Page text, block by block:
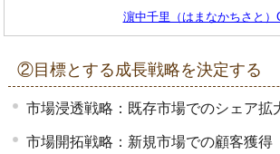
濵中千里（はまなかちさと）
②目標とする成長戦略を決定する
市場浸透戦略：既存市場でのシェア拡
市場開拓戦略：新規市場での顧客獲得